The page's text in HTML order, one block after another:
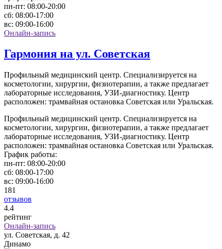
пн-пт: 08:00-20:00
сб: 08:00-17:00
вс: 09:00-16:00
Онлайн-запись
Гармония на ул. Советская
Профильный медицинский центр. Специализируется на
косметологии, хирургии, физиотерапии, а также предлагает
лабораторные исследования, УЗИ-диагностику. Центр
расположен: трамвайная остановка Советская или Уральская.
Профильный медицинский центр. Специализируется на
косметологии, хирургии, физиотерапии, а также предлагает
лабораторные исследования, УЗИ-диагностику. Центр
расположен: трамвайная остановка Советская или Уральская.
График работы:
пн-пт: 08:00-20:00
сб: 08:00-17:00
вс: 09:00-16:00
181
отзывов
4.4
рейтинг
Онлайн-запись
ул. Советская, д. 42
Динамо